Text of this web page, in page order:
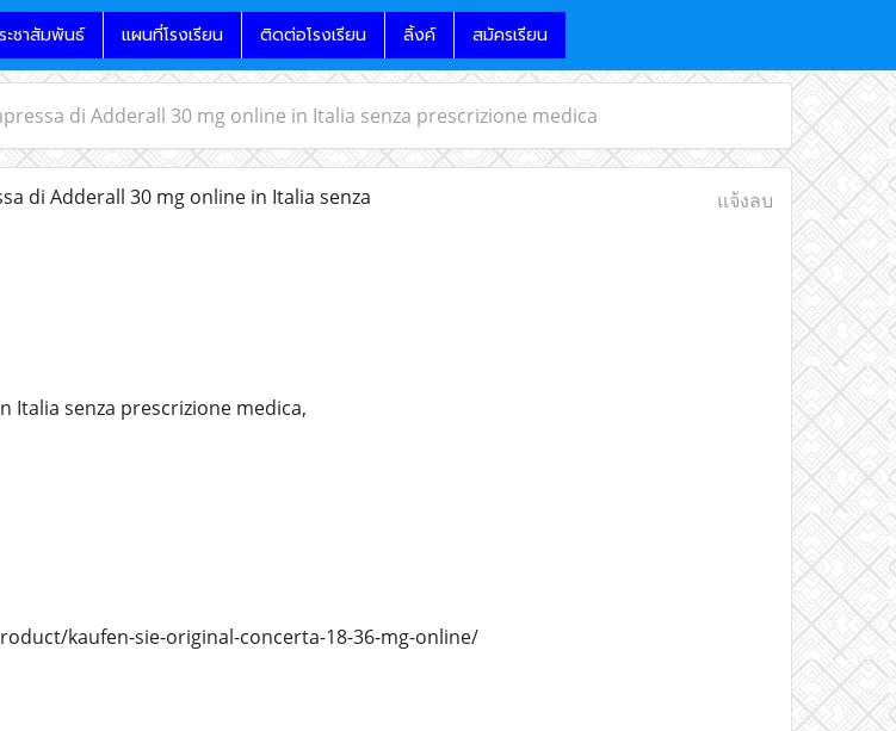
ะชาสัมพันธ์ แผนที่โรงเรียน ติดต่อโรงเรียน ลิ้งค์ สมัครเรียน
di Adderall 30 mg online in Italia senza prescrizione medica
di Adderall 30 mg online in Italia senza
แจ้งลบ
Italia senza prescrizione medica,
kaufen-sie-original-concerta-18-36-mg-online/